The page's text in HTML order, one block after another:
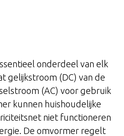
onderdeel van elk
gelijkstroom (DC) van de
(AC) voor gebruik
kunnen huishoudelijke
niet functioneren
De omvormer regelt